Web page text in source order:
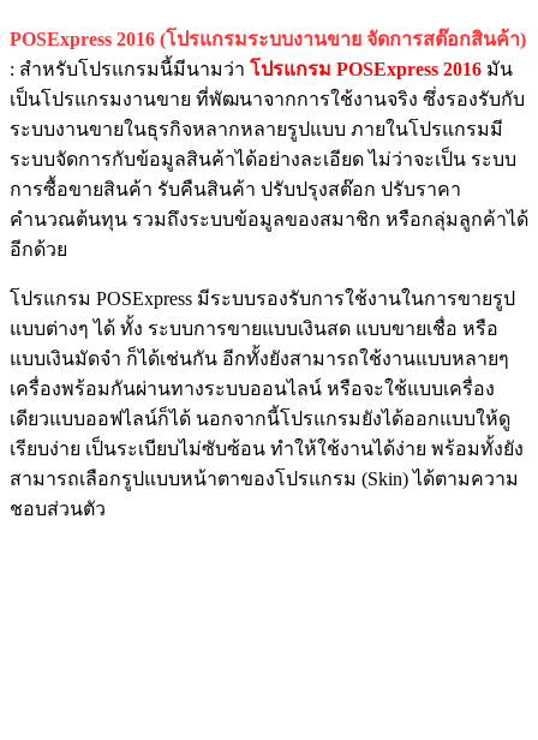
POSExpress 2016 (โปรแกรมระบบงานขาย จัดการสต๊อกสินค้า)
: สำหรับโปรแกรมนี้มีนามว่า โปรแกรม POSExpress 2016 มัน
เป็นโปรแกรมงานขาย ที่พัฒนาจากการใช้งานจริง ซึ่งรองรับกับ
ระบบงานขายในธุรกิจหลากหลายรูปแบบ ภายในโปรแกรมมี
ระบบจัดการกับข้อมูลสินค้าได้อย่างละเอียด ไม่ว่าจะเป็น ระบบ
การซื้อขายสินค้า รับคืนสินค้า ปรับปรุงสต๊อก ปรับราคา
คำนวณต้นทุน รวมถึงระบบข้อมูลของสมาชิก หรือกลุ่มลูกค้าได้
อีกด้วย
โปรแกรม POSExpress มีระบบรองรับการใช้งานในการขายรูป
แบบต่างๆ ได้ ทั้ง ระบบการขายแบบเงินสด แบบขายเชื่อ หรือ
แบบเงินมัดจำ ก็ได้เช่นกัน อีกทั้งยังสามารถใช้งานแบบหลายๆ
เครื่องพร้อมกันผ่านทางระบบออนไลน์ หรือจะใช้แบบเครื่อง
เดียวแบบออฟไลน์ก็ได้ นอกจากนี้โปรแกรมยังได้ออกแบบให้ดู
เรียบง่าย เป็นระเบียบไม่ซับซ้อน ทำให้ใช้งานได้ง่าย พร้อมทั้งยัง
สามารถเลือกรูปแบบหน้าตาของโปรแกรม (Skin) ได้ตามความ
ชอบส่วนตัว